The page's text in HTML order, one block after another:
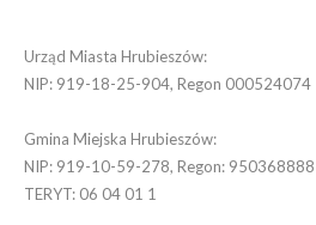
Urząd Miasta Hrubieszów:
NIP: 919-18-25-904, Regon 000524074
Gmina Miejska Hrubieszów:
NIP: 919-10-59-278, Regon: 950368888
TERYT: 06 04 01 1